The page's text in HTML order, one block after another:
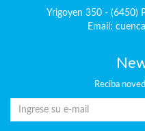
Yrigoyen 350 - (6450)
Email:
Reciba